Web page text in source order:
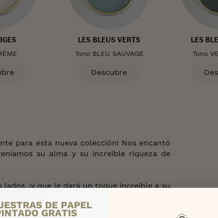
LES BLEUS VERTS
Tono BLEU SAUVAGE
Descubre
LES
Tono
para esta nueva colección! Nos encantó
su alma y su increíble riqueza de
¡y que le dará un toque increíble a su